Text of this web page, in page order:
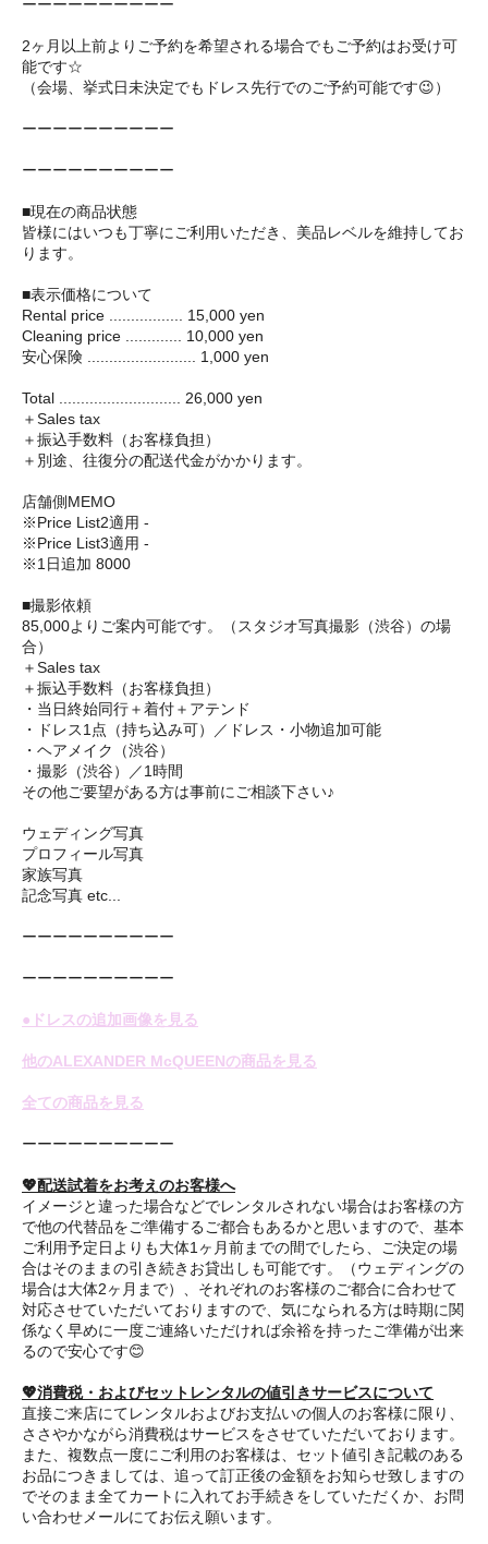
ーーーーーーーーーー
2ヶ月以上前よりご予約を希望される場合でもご予約はお受け可
能です☆
（会場、挙式日未決定でもドレス先行でのご予約可能です😉）
ーーーーーーーーーー
ーーーーーーーーーー
■現在の商品状態
皆様にはいつも丁寧にご利用いただき、美品レベルを維持してお
ります。
■表示価格について
Rental price ................. 15,000 yen
Cleaning price ............. 10,000 yen
安心保険 ......................... 1,000 yen
Total ............................ 26,000 yen
＋Sales tax
＋振込手数料（お客様負担）
＋別途、往復分の配送代金がかかります。
店舗側MEMO
※Price List2適用 -
※Price List3適用 -
※1日追加 8000
■撮影依頼
85,000よりご案内可能です。（スタジオ写真撮影（渋谷）の場
合）
＋Sales tax
＋振込手数料（お客様負担）
・当日終始同行＋着付＋アテンド
・ドレス1点（持ち込み可）／ドレス・小物追加可能
・ヘアメイク（渋谷）
・撮影（渋谷）／1時間
その他ご要望がある方は事前にご相談下さい♪
ウェディング写真
プロフィール写真
家族写真
記念写真 etc...
ーーーーーーーーーー
ーーーーーーーーーー
●ドレスの追加画像を見る
他のALEXANDER McQUEENの商品を見る
全ての商品を見る
ーーーーーーーーーー
💖配送試着をお考えのお客様へ
イメージと違った場合などでレンタルされない場合はお客様の方
で他の代替品をご準備するご都合もあるかと思いますので、基本
ご利用予定日よりも大体1ヶ月前までの間でしたら、ご決定の場
合はそのままの引き続きお貸出しも可能です。（ウェディングの
場合は大体2ヶ月まで）、それぞれのお客様のご都合に合わせて
対応させていただいておりますので、気になられる方は時期に関
係なく早めに一度ご連絡いただければ余裕を持ったご準備が出来
るので安心です😊
💖消費税・およびセットレンタルの値引きサービスについて
直接ご来店にてレンタルおよびお支払いの個人のお客様に限り、
ささやかながら消費税はサービスをさせていただいております。
また、複数点一度にご利用のお客様は、セット値引き記載のある
お品につきましては、追って訂正後の金額をお知らせ致しますの
でそのまま全てカートに入れてお手続きをしていただくか、お問
い合わせメールにてお伝え願います。